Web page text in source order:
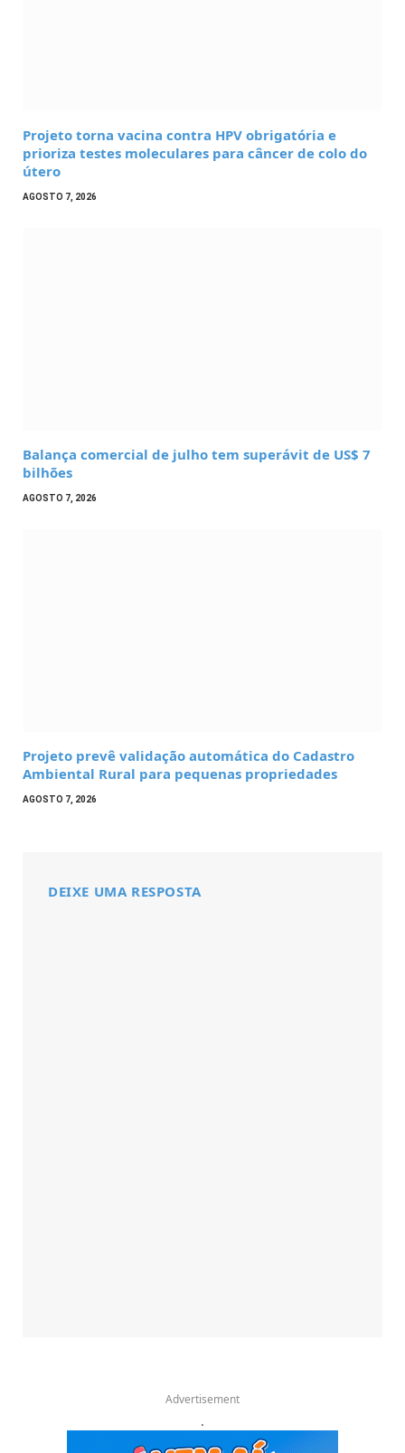
Projeto torna vacina contra HPV obrigatória e
prioriza testes moleculares para câncer de colo do
útero
AGOSTO 7, 2026
Balança comercial de julho tem superávit de US$ 7
bilhões
AGOSTO 7, 2026
Projeto prevê validação automática do Cadastro
Ambiental Rural para pequenas propriedades
AGOSTO 7, 2026
DEIXE UMA RESPOSTA
Advertisement
.